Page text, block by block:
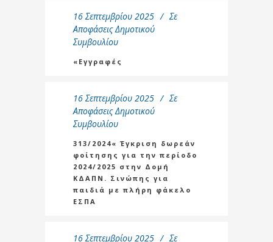
16 Σεπτεμβρίου 2025
Σε
Αποφάσεις Δημοτικού
Συμβουλίου
«Εγγραφές
16 Σεπτεμβρίου 2025
Σε
Αποφάσεις Δημοτικού
Συμβουλίου
313/2024« Έγκριση δωρεάν
φοίτησης για την περίοδο
2024/2025 στην Δομή
ΚΔΑΠΝ. Σινώπης για
παιδιά με πλήρη φάκελο
ΕΣΠΑ
16 Σεπτεμβρίου 2025 Σε